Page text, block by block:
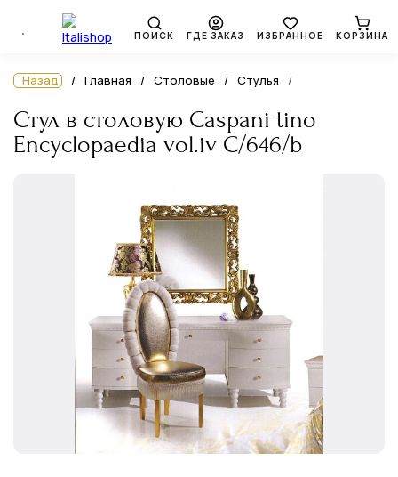
ПОИСК ГДЕ ЗАКАЗ ИЗБРАННОЕ КОРЗИНА
Назад Главная Столовые Стулья
Стул в столовую Caspani tino
Encyclopaedia vol.iv C/646/b